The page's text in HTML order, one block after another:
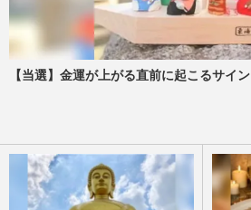
【当選】金運が上がる直前に起こるサイン